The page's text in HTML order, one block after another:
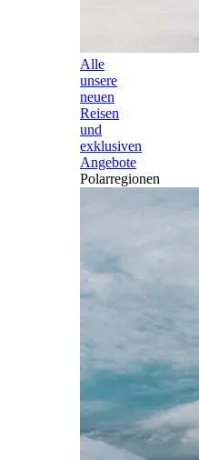
Alle
unsere
neuen
Reisen
und
exklusiven
Angebote
Polarregionen